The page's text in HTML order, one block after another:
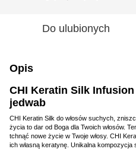
Do ulubionych
Opis
CHI Keratin Silk
jedwab
CHI Keratin Silk do włosów suchych,
życia to dar od Boga dla Twoich włosów.
tchnąć nowe życie w Twoje włosy. CHI
ich własną keratynę. Unikalna kompozycja